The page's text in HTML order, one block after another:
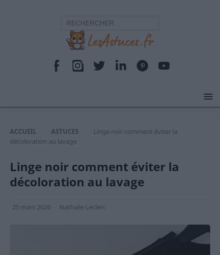
ACCUEIL ASTUCES
Linge noir comment éviter la
décoloration au lavage
Linge noir comment éviter la
décoloration au lavage
25 mars 2026 Nathalie Leclerc